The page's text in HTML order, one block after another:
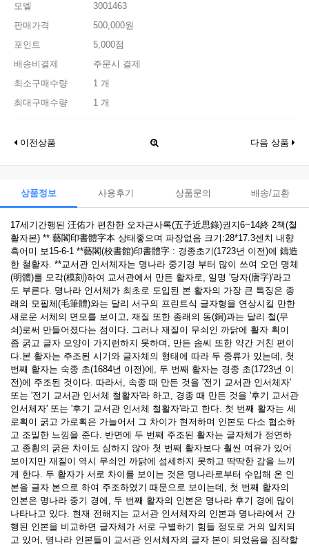
모델
3001463
판매가격
500,000원
포인트
5,000점
배송비결제
주문시 결제
최소구매수량
1 개
최대구매수량
1 개
이전상품 다음 상품
상품정보 사용후기 상품문의 배송/교환
17세기간행된 汪佑가 편찬한 오자근사록(五子近思錄)권지6~14終 2책(철
활자본) ** 藝閣印書體字本 상태좋으며 파장없음 크기:28*17.3센치 내향
흑어미 보15-6-1 **藝閣(校書館)印書體字 : 경종초기(1723년 이전)에 鑄造
한 철활자. **교서관 인서체자는 명나라 중기경 부터 많이 쓰여 오던 명체
(明體)를 모각(模刻)하여 교서관에서 만든 활자로, 일명 '당자(唐字)'라고
도 부른다. 명나라 인서체가 최초로 도입된 본 활자의 가장 큰 특징은 종
래의 모필체(毛筆體)와는 달리 서구의 프린트식 글자형을 연상시킬 만한
새로운 서체의 면모를 보이고, 재질 또한 종래의 동(銅)과는 달리 철(무
쇠)로써 만들어졌다는 점이다. 그러나 재질이 무쇠인 까닭에 활자 획이
좀 굵고 글자 모양이 가지런하지 못하며, 만든 솜씨 또한 약간 거친 편이
다.본 활자는 주조된 시기와 글자체의 형태에 따라 두 종류가 있는데, 첫
번째 활자는 숙종 초(1684년 이전)에, 두 번째 활자는 경종 초(1723년 이
전)에 주조된 것이다. 따라서, 속종 때 만든 것을 '전기 교서관 인서체자'
또는 '전기 교서관 인서체 철활자'라 하고, 경종 때 만든 것을 '후기 교서관
인서체자' 또는 '후기 교서관 인서체 철활자'라고 한다. 첫 번째 활자는 세
로획이 굵고 가로획은 가늘어서 그 차이가 현저하며 인본도 다소 협소하
고 조밀한 느낌을 준다. 반면에 두 번째 주조된 활자는 글자체가 정연하
고 종횡의 굵은 차이도 심하지 않아 첫 번째 활자보다 훨씬 여유가 있어
보이지만 재질이 역시 무쇠인 까닭에 섬세하지 못하고 딱딱한 감을 느끼
게 한다. 두 활자가 서로 차이를 보이는 것은 명나라로부터 수입해 온 인
본을 글자 본으로 하여 주조하였기 때문으로 보이는데, 첫 번째 활자의
인본은 명나라 중기 경에, 두 번째 활자의 인본은 명나라 후기 경에 많이
나타나고 있다. 현재 전해지는 교서관 인서체자의 인본과 명나라에서 간
행된 인본을 비교하면 글자체가 서로 구별하기 힘들 정도로 거의 일치되
고 있어, 명나라 인본들이 교서관 인서체자의 글자 본이 되었음을 짐작할